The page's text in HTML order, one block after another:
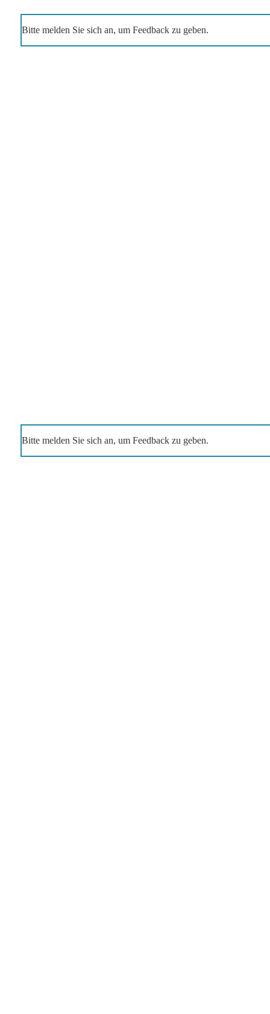
Bitte melden Sie sich an, um Feedback zu geben.
Bitte melden Sie sich an, um Feedback zu geben.